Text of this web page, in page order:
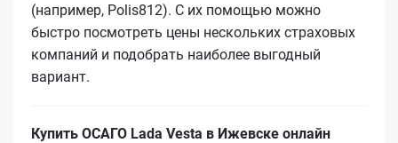
(например, Polis812). С их помощью можно
быстро посмотреть цены нескольких страховых
компаний и подобрать наиболее выгодный
вариант.
Купить ОСАГО Lada Vesta в Ижевске онлайн